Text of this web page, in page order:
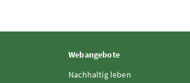
Webangebote
Nachhaltig leben